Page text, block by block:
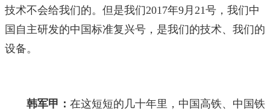
技术不会给我们的。但是我们2017年9月21号，我们中
国自主研发的中国标准复兴号，是我们的技术、我们的
设备。
韩军甲： 在这短短的几十年里，中国高铁、中国铁